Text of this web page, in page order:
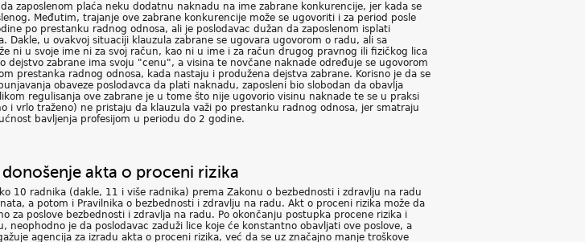
zaposlenom plaća neku dodatnu naknadu na ime zabrane konkurencije, jer kada se
Međutim, trajanje ove zabrane konkurencije može se ugovoriti i za period posle
po prestanku radnog odnosa, ali je poslodavac dužan da zaposlenom isplati
u ovakvoj situaciji klauzula zabrane se ugovara ugovorom o radu, ali sa
ni u svoje ime ni za svoj račun, kao ni u ime i za račun drugog pravnog ili fizičkog lica
dejstvo zabrane ima svoju "cenu", a visina te novčane naknade određuje se ugovorom
prestanka radnog odnosa, kada nastaju i produžena dejstva zabrane. Korisno je da se
obaveze poslodavca da plati naknadu, zaposleni bio slobodan da obavlja
regulisanja ove zabrane je u tome što nije ugovorio visinu naknade te se u praksi
i vrlo traženo) ne pristaju da klauzula važi po prestanku radnog odnosa, jer smatraju
bavljenja profesijom u periodu do 2 godine.
akta o proceni rizika
10 radnika (dakle, 11 i više radnika) prema Zakonu o bezbednosti i zdravlju na radu
a potom i Pravilnika o bezbednosti i zdravlju na radu. Akt o proceni rizika može da
za poslove bezbednosti i zdravlja na radu. Po okončanju postupka procene rizika i
je da poslodavac zaduži lice koje će konstantno obavljati ove poslove, a
agencija za izradu akta o proceni rizika, već da se uz značajno manje troškove